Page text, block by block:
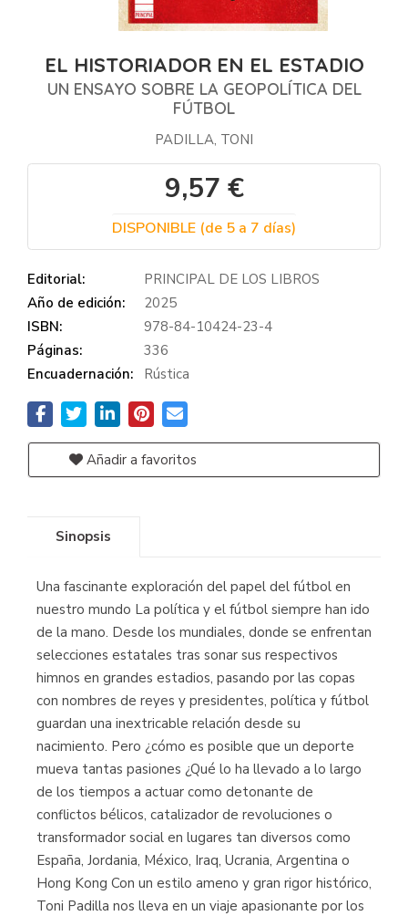
EL HISTORIADOR EN EL ESTADIO
UN ENSAYO SOBRE LA GEOPOLÍTICA DEL
FÚTBOL
PADILLA, TONI
9,57 €
DISPONIBLE (de 5 a 7 días)
Editorial:
PRINCIPAL DE LOS LIBROS
Año de edición:
2025
ISBN:
978-84-10424-23-4
Páginas:
336
Encuadernación:
Rústica
Añadir a favoritos
Sinopsis
Una fascinante exploración del papel del fútbol en
nuestro mundo La política y el fútbol siempre han ido
de la mano. Desde los mundiales, donde se enfrentan
selecciones estatales tras sonar sus respectivos
himnos en grandes estadios, pasando por las copas
con nombres de reyes y presidentes, política y fútbol
guardan una inextricable relación desde su
nacimiento. Pero ¿cómo es posible que un deporte
mueva tantas pasiones ¿Qué lo ha llevado a lo largo
de los tiempos a actuar como detonante de
conflictos bélicos, catalizador de revoluciones o
transformador social en lugares tan diversos como
España, Jordania, México, Iraq, Ucrania, Argentina o
Hong Kong Con un estilo ameno y gran rigor histórico,
Toni Padilla nos lleva en un viaje apasionante por los